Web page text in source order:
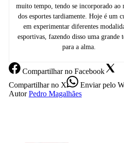
muito tempo, tendo se incorporado ao
dos esportes tardiamente. Hoje é um
em experimentar diferentes
esportivas, fazendo disso uma grande
para a alma.
Compartilharno Facebook
Compartilharno X Enviarpelo
Autor Pedro Magalhães